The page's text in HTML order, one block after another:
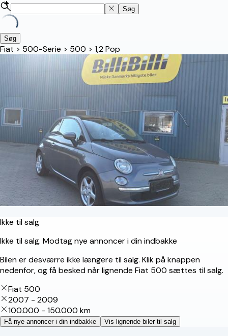
Søg
Søg
Fiat > 500-Serie > 500 > 1,2 Pop
Ikke til salg
Ikke til salg. Modtag nye annoncer i din indbakke
Bilen er desværre ikke længere til salg. Klik på knappen
nedenfor, og få besked når lignende Fiat 500 sættes til salg.
Fiat 500
2007 - 2009
100.000 - 150.000 km
Få nye annoncer i din indbakke Vis lignende biler til salg